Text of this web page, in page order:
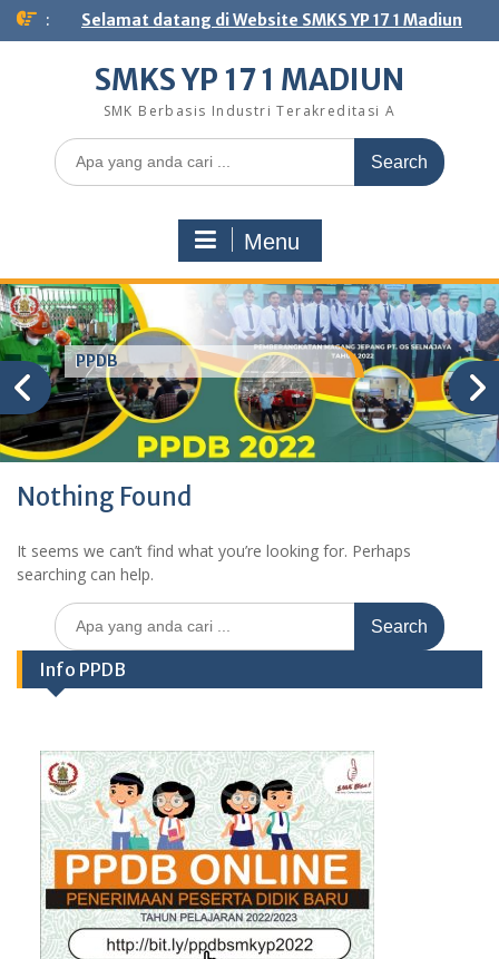
Skip
: Selamat datang di Website SMKS YP 17 1 Madiun
SMKS YP 17 1 MADIUN
SMK Berbasis Industri Terakreditasi A
Search
for:
Menu
PPDB
Nothing Found
It seems we can’t find what you’re looking for. Perhaps
searching can help.
Search
for:
Info PPDB